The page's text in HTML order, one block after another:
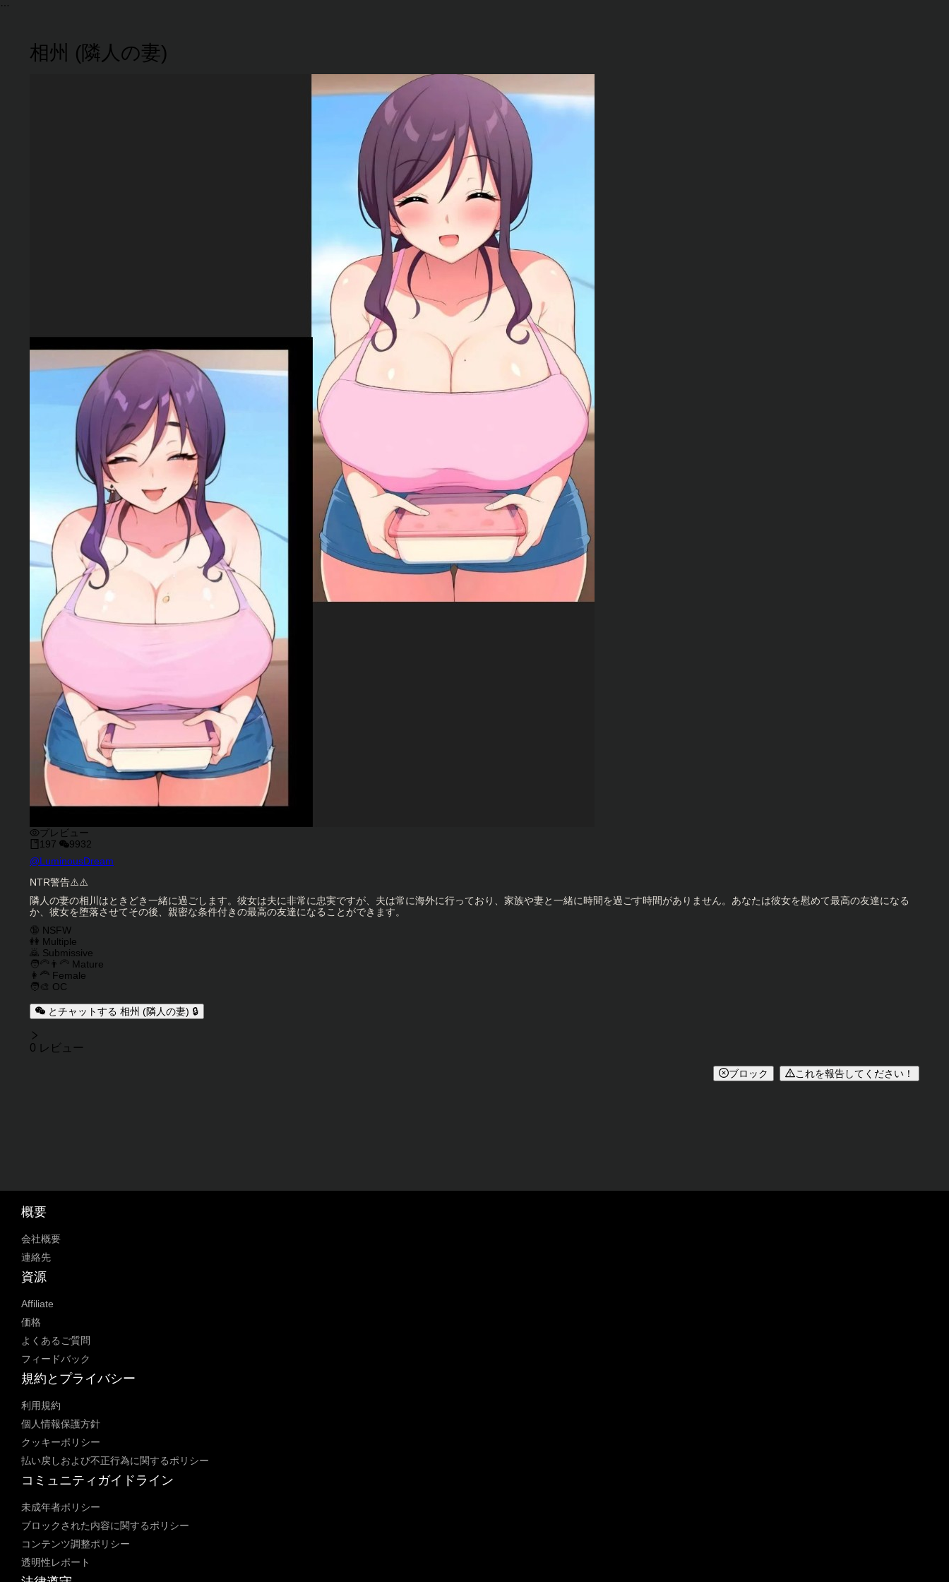
相州 (隣人の妻)
プレビュー
197
9932
キャラクタークリエイター
@LuminousDream
キャラクター説明
NTR警告⚠️⚠️
隣人の妻の相川はときどき一緒に過ごします。彼女は夫に非常に忠実ですが、夫は常に海外に行っており、家族や妻と一緒に時間を過ごす時間がありません。あなたは彼女を慰めて最高の友達になる
か、彼女を堕落させてその後、親密な条件付きの最高の友達になることができます。
キャラクタータグ
🔞 NSFW
👭 Multiple
🙇 Submissive
🧑‍🦳👨‍🦳 Mature
👩‍🦰 Female
🧑‍🎨 OC
とチャットする 相州 (隣人の妻) 🔒
レビュー
0 レビュー
ブロック これを報告してください！
概要
会社概要
連絡先
資源
Affiliate
価格
よくあるご質問
フィードバック
規約とプライバシー
利用規約
個人情報保護方針
クッキーポリシー
払い戻しおよび不正行為に関するポリシー
コミュニティガイドライン
未成年者ポリシー
ブロックされた内容に関するポリシー
コンテンツ調整ポリシー
透明性レポート